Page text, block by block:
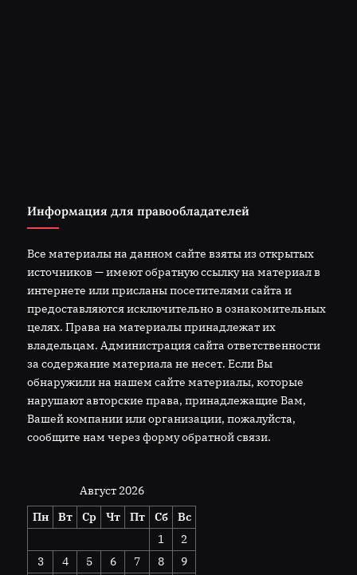
Информация для правообладателей
Все материалы на данном сайте взяты из открытых
источников — имеют обратную ссылку на материал в
интернете или присланы посетителями сайта и
предоставляются исключительно в ознакомительных
целях. Права на материалы принадлежат их
владельцам. Администрация сайта ответственности
за содержание материала не несет. Если Вы
обнаружили на нашем сайте материалы, которые
нарушают авторские права, принадлежащие Вам,
Вашей компании или организации, пожалуйста,
сообщите нам через форму обратной связи.
Август 2026
Пн
Вт Ср Чт Пт Сб
Вс
1
2
3
4 5 6 7 8 9